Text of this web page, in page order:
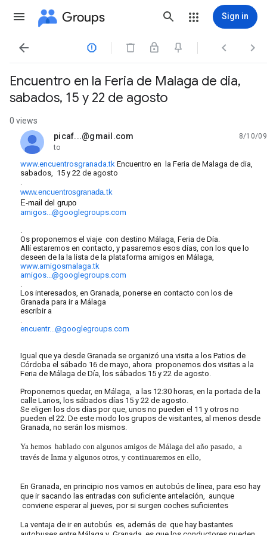
Groups Sign in
   
Encuentro en la Feria de Malaga de dia,
sabados, 15 y 22 de agosto
0 views
picaf...@gmail.com
unread,
8/10/09
to
www.encuentrosgranada.tk Encuentro en la Feria de Malaga de dia,
sabados, 15 y 22 de agosto
www.encuentrosgranada.tk
E-mail del grupo
amigos...@googlegroups.com
Os proponemos el viaje con destino Málaga, Feria de Día.
Allí estaremos en contacto, y pasaremos esos días, con los que lo
deseen de la la lista de la plataforma amigos en Málaga,
www.amigosmalaga.tk
amigos...@googlegroups.com
Los interesados, en Granada, ponerse en contacto con los de
Granada para ir a Málaga
escribir a
encuentr...@googlegroups.com
Igual que ya desde Granada se organizó una visita a los Patios de
Córdoba el sábado 16 de mayo, ahora proponemos dos visitas a la
Feria de Málaga de Día, los sábados 15 y 22 de agosto.
Proponemos quedar, en Málaga, a las 12:30 horas, en la portada de la
calle Larios, los sábados días 15 y 22 de agosto.
Se eligen los dos días por que, unos no pueden el 11 y otros no
pueden el 22. De este modo los grupos de visitantes, al menos desde
Granada, no serán los mismos.
Ya hemos hablado con algunos amigos de Málaga del año pasado, a
través de Inma y algunos otros, y continuaremos en ello,
En Granada, en principio nos vamos en autobús de línea, para eso hay
que ir sacando las entradas con suficiente antelación, aunque
conviene esperar al jueves, por si surgen coches suficientes
La ventaja de ir en autobús es, además de que hay bastantes